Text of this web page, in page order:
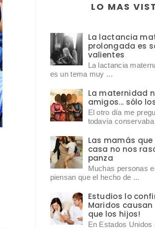
LO MAS
La lactancia
prolongada es
valientes
La lactancia
es un tema muy ...
La maternidad
amigos... sólo
El otro día me
todavía
Las mamás
casa no nos
panza
Muchas personas
piensan que el hecho de ...
Estudios lo
Maridos
que los hijos!
En Estados Unidos